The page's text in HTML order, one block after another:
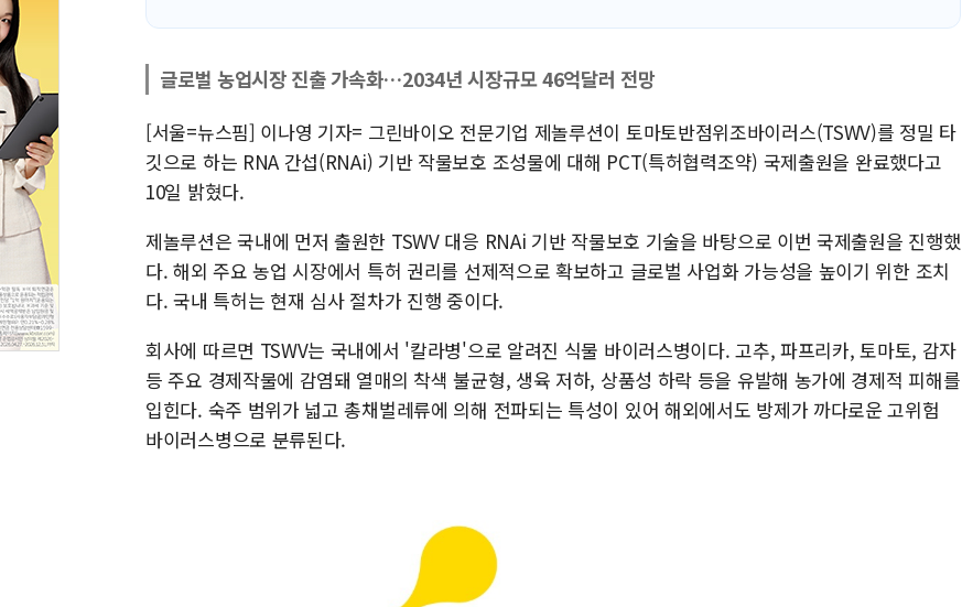
글로벌 농업시장 진출 가속화…2034년 시장규모 46억달러 전망
[서울=뉴스핌] 이나영 기자= 그린바이오 전문기업 제놀루션이 토마토반점위조바이러스(TSWV)를 정밀 타
깃으로 하는 RNA 간섭(RNAi) 기반 작물보호 조성물에 대해 PCT(특허협력조약) 국제출원을 완료했다고
10일 밝혔다.
제놀루션은 국내에 먼저 출원한 TSWV 대응 RNAi 기반 작물보호 기술을 바탕으로 이번 국제출원을 진행했
다. 해외 주요 농업 시장에서 특허 권리를 선제적으로 확보하고 글로벌 사업화 가능성을 높이기 위한 조치
다. 국내 특허는 현재 심사 절차가 진행 중이다.
회사에 따르면 TSWV는 국내에서 '칼라병'으로 알려진 식물 바이러스병이다. 고추, 파프리카, 토마토, 감자
등 주요 경제작물에 감염돼 열매의 착색 불균형, 생육 저하, 상품성 하락 등을 유발해 농가에 경제적 피해를
입힌다. 숙주 범위가 넓고 총채벌레류에 의해 전파되는 특성이 있어 해외에서도 방제가 까다로운 고위험
바이러스병으로 분류된다.